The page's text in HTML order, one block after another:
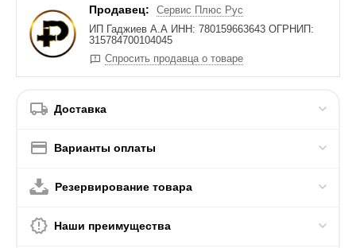
Продавец:
Сервис Плюс Рус
ИП Гаджиев А.А ИНН: 780159663643 ОГРНИП:
315784700104045
Спросить продавца о товаре
Доставка
Варианты оплаты
Резервирование товара
Наши преимущества